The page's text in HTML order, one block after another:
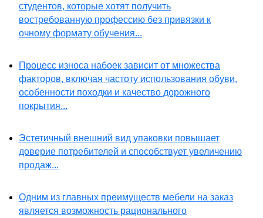
студентов, которые хотят получить
востребованную профессию без привязки к
очному формату обучения...
Процесс износа набоек зависит от множества
факторов, включая частоту использования обуви,
особенности походки и качество дорожного
покрытия...
Эстетичный внешний вид упаковки повышает
доверие потребителей и способствует увеличению
продаж...
Одним из главных преимуществ мебели на заказ
является возможность рационального